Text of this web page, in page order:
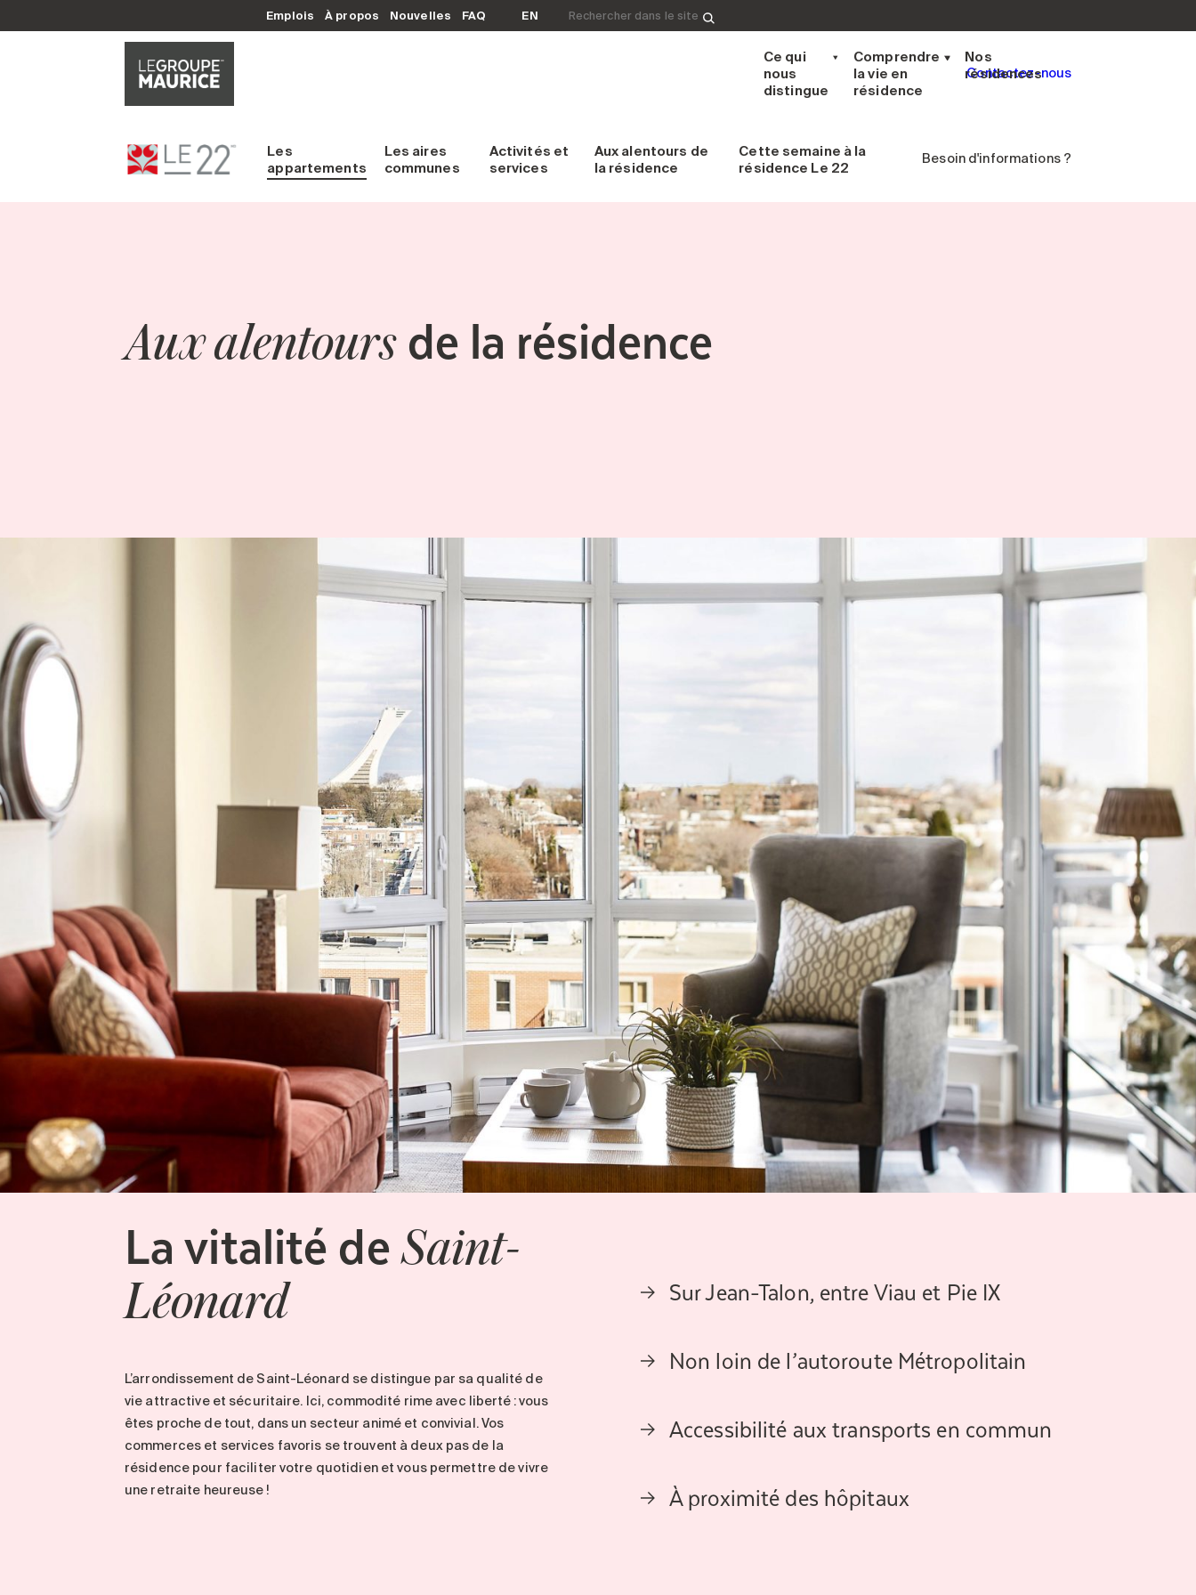
Emplois À propos Nouvelles FAQ EN Rechercher&nbsp;:
Ce qui
nous
distingue
Comprendre
la vie en
résidence
Nos
résidences
Contactez-nous
Les
appartements
Les aires
communes
Activités et
services
Aux alentours de
la résidence
Cette semaine à la
résidence Le 22
Besoin d'informations ?
Aux alentoursde la résidence
La vitalitédeSaint-
Léonard
L’arrondissement deSaint-Léonard se distingue par sa qualité de
vie attractive et sécuritaire. Ici, commodité rime avec liberté :vous
êtes proche de tout, dans un secteur animé et convivial. Vos
commerces et services favoris se trouvent à deux pas de la
résidence pour faciliter votre quotidien et vous permettre de vivre
une retraite heureuse !
Sur Jean-Talon, entre Viau et Pie IX
Non loin de l’autoroute Métropolitain
Accessibilité aux transports en commun
À proximité des hôpitaux